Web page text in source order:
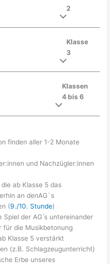
2
Klasse
3
Klassen
4 bis 6
finden aller 1-2 Monate
und Nachzügler:innen
ab Klasse 5 das
an denAG`s
(9./10. Stunde)
der AG ́s untereinander
für die Musikbetonung
Klasse 5 verstärkt
(z.B. Schlagzeugunterricht)
Erbe unseres